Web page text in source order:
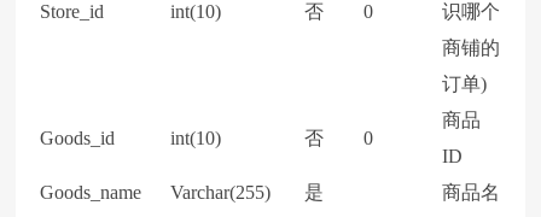
Store_id int(10) 否 0
识哪个
商铺的
订单)
Goods_id int(10) 否 0
商品
ID
Goods_name
Varchar(255) 是 商品名